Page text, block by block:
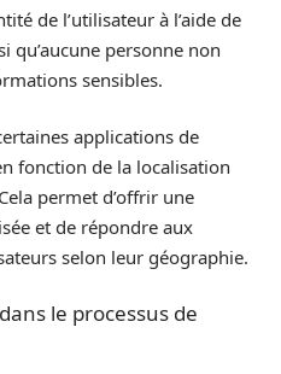
de l’utilisateur à l’aide de
qu’aucune personne non
sensibles.
applications de
fonction de la localisation
permet d’offrir une
et de répondre aux
selon leur géographie.
le processus de